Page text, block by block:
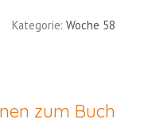
Kategorie:Woche 58
zum Buch